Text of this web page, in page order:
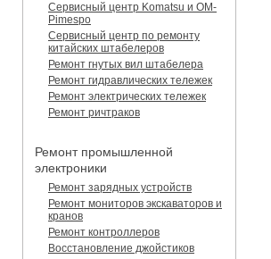
Сервисный центр Komatsu и OM-
Pimespo
Сервисный центр по ремонту
китайских штабелеров
Ремонт гнутых вил штабелера
Ремонт гидравлических тележек
Ремонт электрических тележек
Ремонт ричтраков
Ремонт промышленной
электроники
Ремонт зарядных устройств
Ремонт мониторов экскаваторов и
кранов
Ремонт контроллеров
Восстановление джойстиков